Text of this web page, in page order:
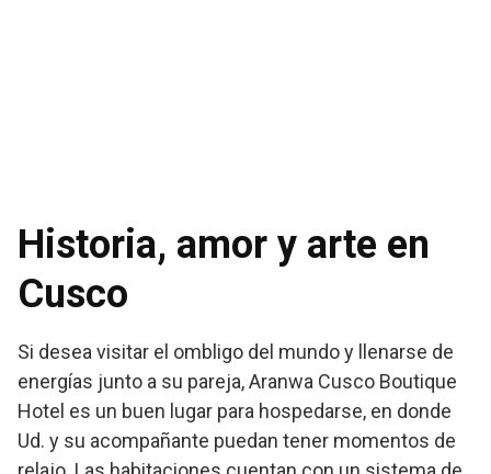
Historia, amor y arte en
Cusco
Si desea visitar el ombligo del mundo y llenarse de
energías junto a su pareja, Aranwa Cusco Boutique
Hotel es un buen lugar para hospedarse, en donde
Ud. y su acompañante puedan tener momentos de